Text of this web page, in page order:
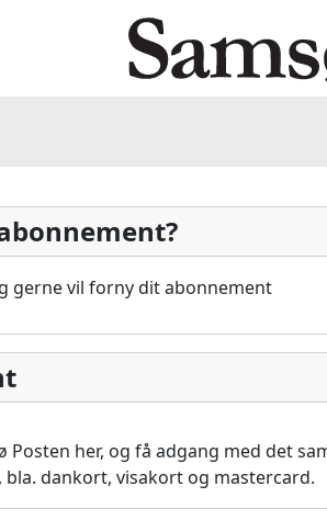
gerne vil forny dit abonnement
Posten her, og få adgang med det
dankort, visakort og mastercard.